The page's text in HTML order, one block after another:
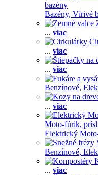
bazény
Bazény, Vírivé
... viac
... viac
... viac
Benzínové,
... viac
Moto-fúrik,
Elektrický
Benzínové,
... viac